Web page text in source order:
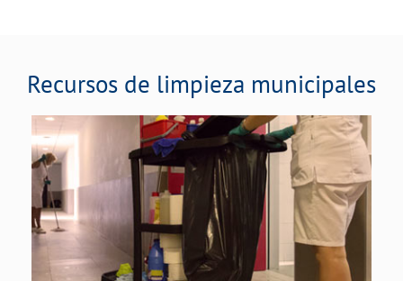
Recursos de limpieza municipales